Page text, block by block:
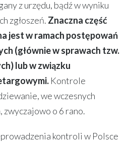
z urzędu, bądź w wyniku
zgłoszeń. Znaczna część
jest w ramach postępowań
(głównie w sprawach tzw.
lub w związku
Kontrole
we wczesnych
zwyczajowo o 6 rano.
kontroli w Polsce